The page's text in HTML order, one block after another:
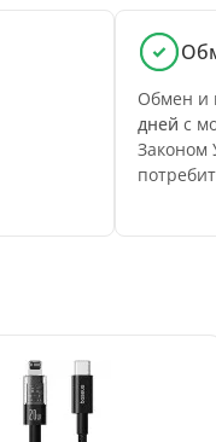
Обмен и
дней с
Законом